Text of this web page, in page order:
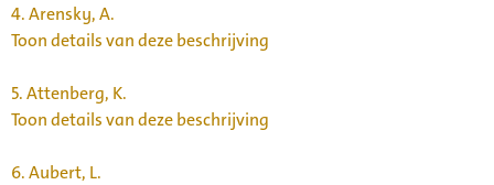
4.Arensky, A.
Toon details van deze beschrijving
5.Attenberg, K.
Toon details van deze beschrijving
6.Aubert, L.